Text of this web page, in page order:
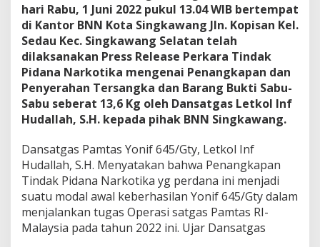
t
i
S
a
b
u
-
S
b
s
e
b
e
r
a
t
hari Rabu, 1 Juni 2022 pukul 13.04 WIB bertempat
di Kantor BNN Kota Singkawang Jln. Kopisan Kel.
Sedau Kec. Singkawang Selatan telah
dilaksanakan Press Release Perkara Tindak
Pidana Narkotika mengenai Penangkapan dan
Penyerahan Tersangka dan Barang Bukti Sabu-
Sabu seberat 13,6 Kg oleh Dansatgas Letkol Inf
Hudallah, S.H. kepada pihak BNN Singkawang.
Dansatgas Pamtas Yonif 645/Gty, Letkol Inf
Hudallah, S.H. Menyatakan bahwa Penangkapan
Tindak Pidana Narkotika yg perdana ini menjadi
suatu modal awal keberhasilan Yonif 645/Gty dalam
menjalankan tugas Operasi satgas Pamtas RI-
Malaysia pada tahun 2022 ini. Ujar Dansatgas